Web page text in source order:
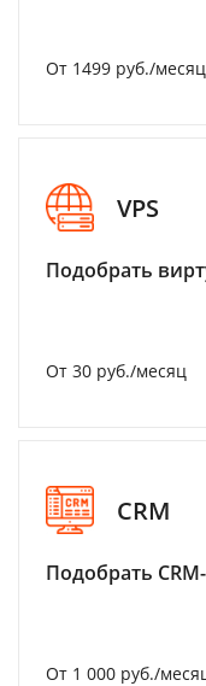
От 1499 руб./месяц
VPS
Подобрать
От 30 руб./месяц
CRM
Подобрать
От 1 000 руб./